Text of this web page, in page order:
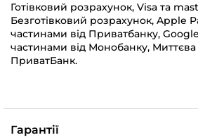
Готівковий розрахунок, Visa та
Безготівковий розрахунок, Apple
частинами від Приватбанку,
частинами від Монобанку, Миттєва
ПриватБанк.
Гарантії